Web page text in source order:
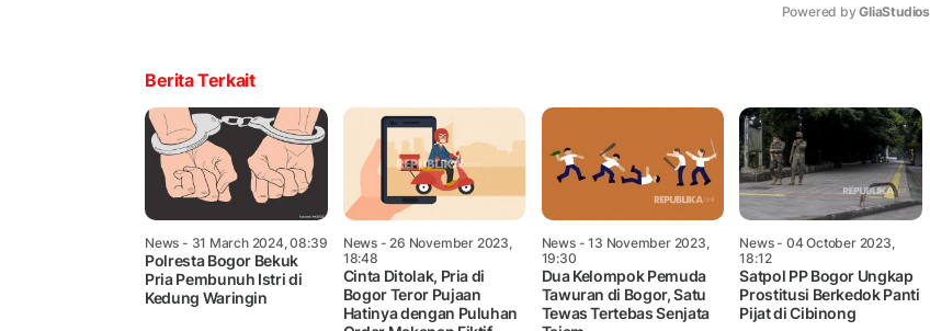
Powered by GliaStudios
Berita Terkait
News - 31 March 2024, 08:39
Polresta Bogor Bekuk
Pria Pembunuh Istri di
Kedung Waringin
News- 26 November 2023,
18:48
Cinta Ditolak, Pria di
Bogor Teror Pujaan
Hatinya dengan Puluhan
News- 13 November 2023,
19:30
Dua Kelompok Pemuda
Tawuran di Bogor, Satu
Tewas Tertebas Senjata
News- 04 October 2023,
18:12
Satpol PP Bogor Ungkap
Prostitusi Berkedok Panti
Pijat di Cibinong